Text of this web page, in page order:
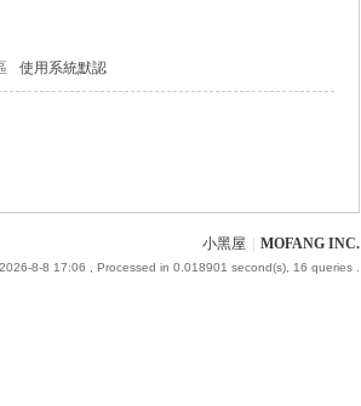
使用系統默認
小黑屋 MOFANG INC.
8-8 17:06 , Processed in 0.018901 second(s), 16 queries .